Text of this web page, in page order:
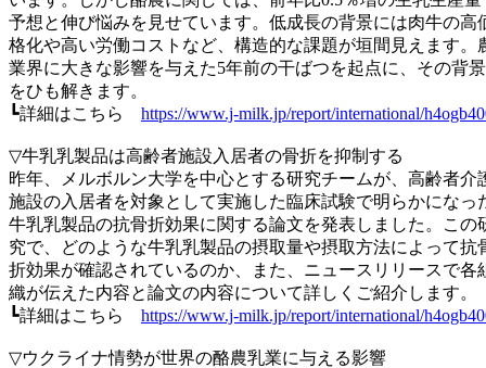
予想と伸び悩みを見せています。低成長の背景には肉牛の高
格化や高い労働コストなど、構造的な課題が垣間見えます。
業界に大きな影響を与えた5年前の干ばつを起点に、その背景
をひも解きます。
┗詳細はこちら https://www.j-milk.jp/report/international/
▽牛乳乳製品は高齢者施設入居者の骨折を抑制する
昨年、メルボルン大学を中心とする研究チームが、高齢者介
施設の入居者を対象として実施した臨床試験で明らかになっ
牛乳乳製品の抗骨折効果に関する論文を発表しました。この
究で、どのような牛乳乳製品の摂取量や摂取方法によって抗
折効果が確認されているのか、また、ニュースリリースで各
織が伝えた内容と論文の内容について詳しくご紹介します。
┗詳細はこちら https://www.j-milk.jp/report/international/
▽ウクライナ情勢が世界の酪農乳業に与える影響